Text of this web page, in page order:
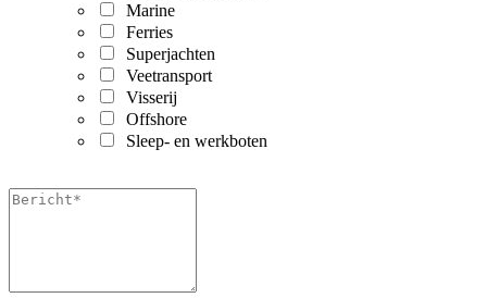
Marine
Ferries
Superjachten
Veetransport
Visserij
Offshore
Sleep- en werkboten